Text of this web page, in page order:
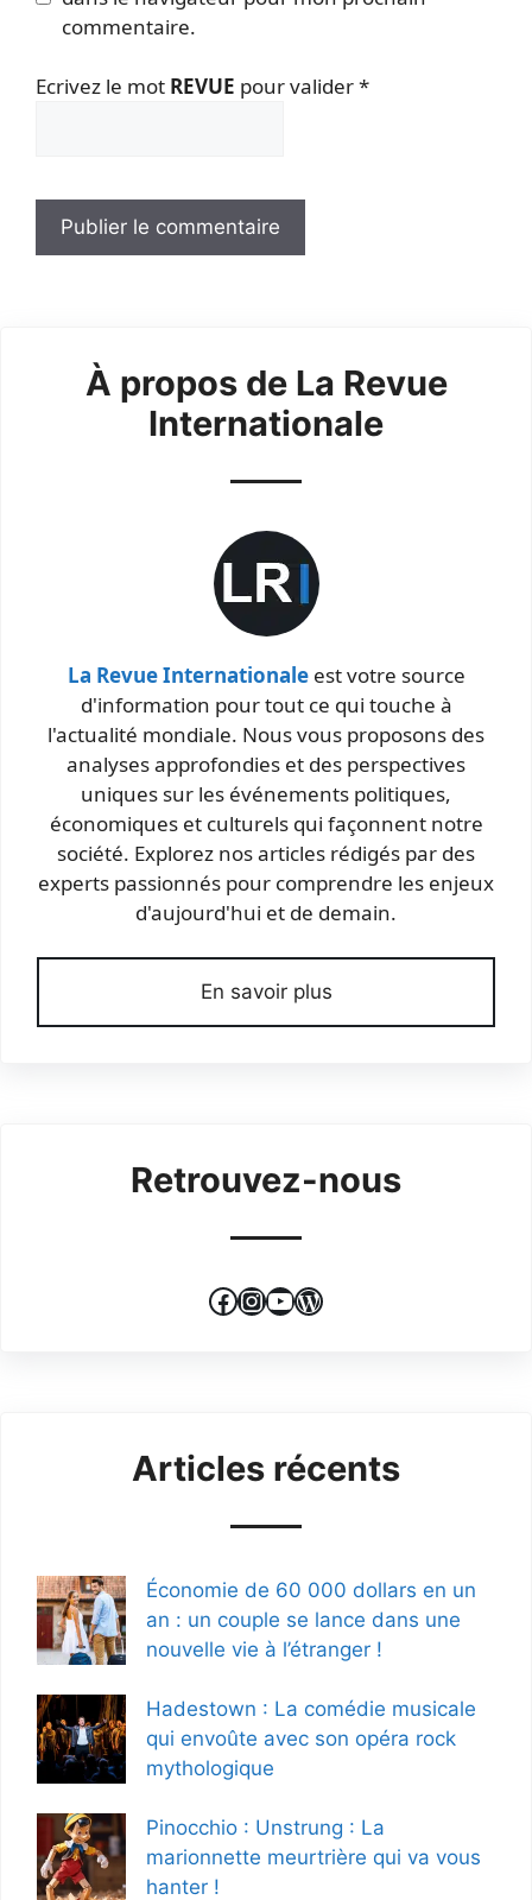
commentaire.
Ecrivez le mot REVUE pour valider*
À propos de La Revue
Internationale
La Revue Internationaleest votre source
d'information pour tout ce qui touche à
l'actualité mondiale. Nous vous proposons des
analyses approfondies et des perspectives
uniques sur les événements politiques,
économiques et culturels qui façonnent notre
société. Explorez nos articles rédigés par des
experts passionnés pour comprendre les enjeux
d'aujourd'hui et de demain.
En savoir plus
Retrouvez-nous
Facebook
Instagram
YouTube
WordPress
Articles récents
Économie de 60 000 dollars en un
an : un couple se lance dans une
nouvelle vie à l’étranger !
Hadestown : La comédie musicale
qui envoûte avec son opéra rock
mythologique
Pinocchio : Unstrung : La
marionnette meurtrière qui va vous
hanter !